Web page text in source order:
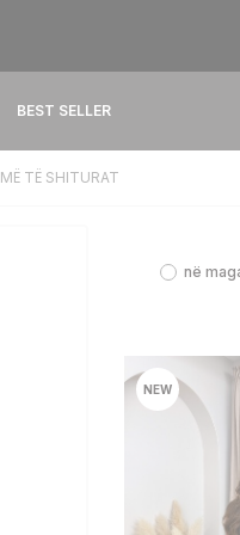
BEST SELLER
MË TË SHITURAT
në
NEW